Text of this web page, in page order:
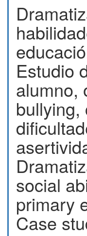
Estudio
alumno,
bullying,
social
primary
Case